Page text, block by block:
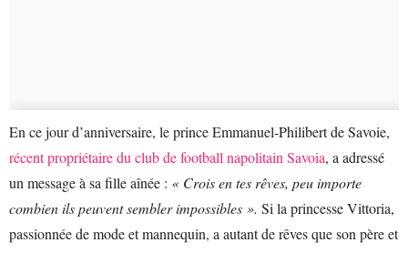
En ce jour d’anniversaire, le prince Emmanuel-Philibert de Savoie,
récent propriétaire du club de football napolitain Savoia, a adressé
un message à sa fille aînée : « Crois en tes rêves, peu importe
combien ils peuvent sembler impossibles ». Si la princesse Vittoria,
passionnée de mode et mannequin, a autant de rêves que son père et